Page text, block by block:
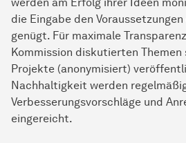
die Eingabe den
genügt. Für maximale
Kommission diskutierten
Projekte (anonymisiert)
Nachhaltigkeit werden
Verbesserungsvorschläge und
eingereicht.